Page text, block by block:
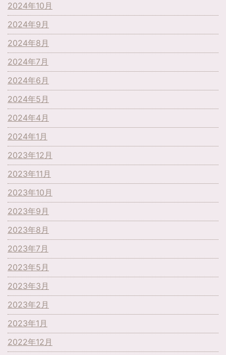
2024年10月
2024年9月
2024年8月
2024年7月
2024年6月
2024年5月
2024年4月
2024年1月
2023年12月
2023年11月
2023年10月
2023年9月
2023年8月
2023年7月
2023年5月
2023年3月
2023年2月
2023年1月
2022年12月